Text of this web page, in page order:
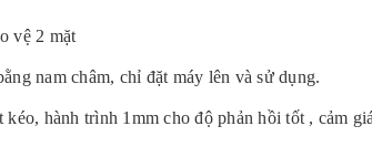
vệ 2 mặt
nam châm, chỉ đặt máy lên và sử dụng.
kéo, hành trình 1mm cho độ phản hồi tốt , cảm